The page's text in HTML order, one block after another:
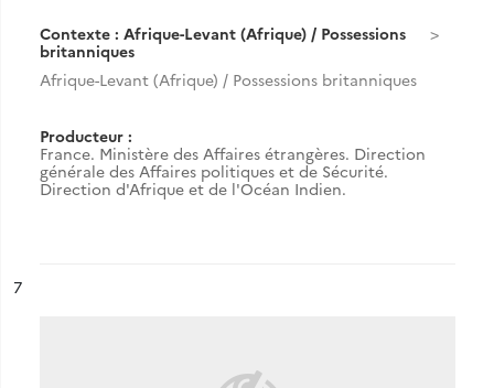
Contexte : Afrique-Levant (Afrique) / Possessions
britanniques
Afrique-Levant (Afrique) / Possessions britanniques
Producteur :
France. Ministère des Affaires étrangères. Direction
générale des Affaires politiques et de Sécurité.
Direction d'Afrique et de l'Océan Indien.
n°
7